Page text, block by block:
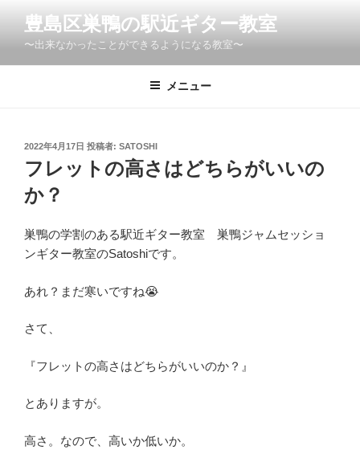
ン
豊島区巣鴨の駅近ギター教室
〜出来なかったことができるようになる教室〜
メニュー
投
稿
日:
2022年4月17日 投稿者: SATOSHI
フレットの高さはどちらがいいの
か？
巣鴨の学割のある駅近ギター教室 巣鴨ジャムセッショ
ンギター教室のSatoshiです。
あれ？まだ寒いですね😭
さて、
『フレットの高さはどちらがいいのか？』
とありますが。
高さ。なので、高いか低いか。